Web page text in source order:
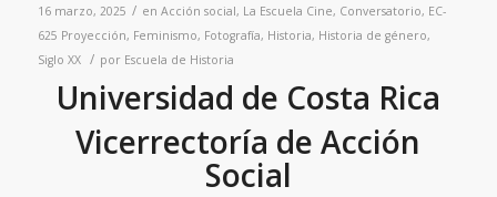
16 marzo, 2025 / en Acción social, La Escuela Cine, Conversatorio, EC-
625 Proyección, Feminismo, Fotografía, Historia, Historia de género,
Siglo XX
/ por Escuela de Historia
Universidad de Costa Rica
Vicerrectoría de Acción
Social